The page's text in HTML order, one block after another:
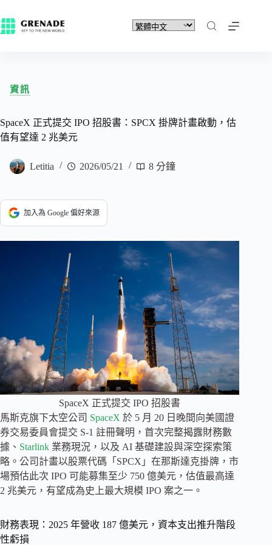
資訊
SpaceX 正式提交 IPO 招股書：SPCX 掛牌計畫啟動，估
值有望達 2 兆美元
Letitia 2026/05/21 8 分鐘
加入為 Google 偏好來源
SpaceX 正式提交 IPO 招股書
馬斯克旗下太空公司 SpaceX 於 5 月 20 日晚間向美國證
券交易委員會提交 S-1 註冊聲明，首次完整揭露財務數
據、 Starlink 業務現況，以及 AI 基礎建設與深空探索策
略。公司計畫以股票代碼「SPCX」在那斯達克掛牌，市
場預估此次 IPO 可能募集至少 750 億美元，估值最高達
2 兆美元，有望成為史上最大規模 IPO 案之一。
財務表現：2025 年營收 187 億美元，資本支出推升階段
性虧損